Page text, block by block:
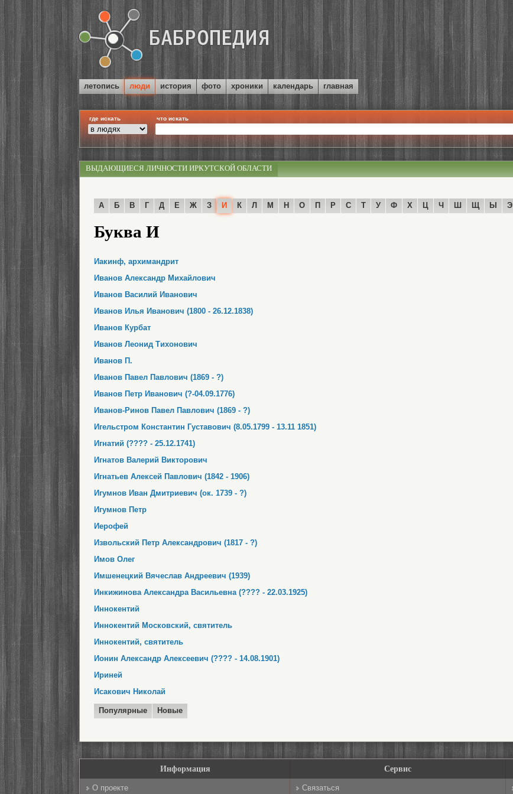
летопись люди история фото хроники календарь главная
где искать что искать
ВЫДАЮЩИЕСЯ ЛИЧНОСТИ ИРКУТСКОЙ ОБЛАСТИ
А Б В Г Д Е Ж З И К Л М Н О П Р С Т У Ф Х Ц Ч Ш Щ Ы Э
Буква И
Иакинф, архимандрит
Иванов Александр Михайлович
Иванов Василий Иванович
Иванов Илья Иванович (1800 - 26.12.1838)
Иванов Курбат
Иванов Леонид Тихонович
Иванов П.
Иванов Павел Павлович (1869 - ?)
Иванов Петр Иванович (?-04.09.1776)
Иванов-Ринов Павел Павлович (1869 - ?)
Игельстром Константин Густавович (8.05.1799 - 13.11 1851)
Игнатий (???? - 25.12.1741)
Игнатов Валерий Викторович
Игнатьев Алексей Павлович (1842 - 1906)
Игумнов Иван Дмитриевич (ок. 1739 - ?)
Игумнов Петр
Иерофей
Извольский Петр Александрович (1817 - ?)
Имов Олег
Имшенецкий Вячеслав Андреевич (1939)
Инкижинова Александра Васильевна (???? - 22.03.1925)
Иннокентий
Иннокентий Московский, святитель
Иннокентий, святитель
Ионин Александр Алексеевич (???? - 14.08.1901)
Ириней
Исакович Николай
Популярные Новые
Информация Сервис
О проекте Связаться